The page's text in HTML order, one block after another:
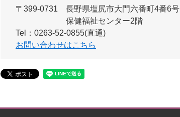
〒399-0731
長野県塩尻市大門六番町4番6号
保健福祉センター2階
Tel：0263-52-0855(直通)
お問い合わせはこちら